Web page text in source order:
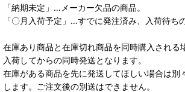
「納期未定」…メーカー欠品の商品。
「〇月入荷予定」…すでに発注済み、入荷待ち
在庫あり商品と在庫切れ商品を同時購入される
入荷してからの同時発送となります。
在庫がある商品を先に発送してほしい場合は別
します。ご注文後の別送はできません。